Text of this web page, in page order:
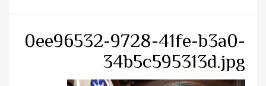
0ee96532-9728-41fe-b3a0-
34b5c595313d.jpg